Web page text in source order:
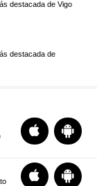
destacada de Vigo
destacada de